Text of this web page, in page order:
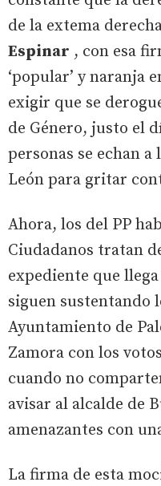
de la extema
Espinar , con esa
‘popular’ y naranja
exigir que se
de Género, justo el
personas se echan a
León para gritar
Ahora, los del PP
Ciudadanos tratan
expediente que
siguen sustentando
Ayuntamiento de
Zamora con los
cuando no
avisar al alcalde de
amenazantes con
La firma de esta